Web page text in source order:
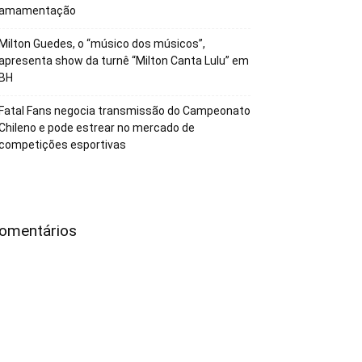
Guedes, o “músico dos músicos”,
show da turnê “Milton Canta Lulu” em
Fans negocia transmissão do Campeonato
e pode estrear no mercado de
esportivas